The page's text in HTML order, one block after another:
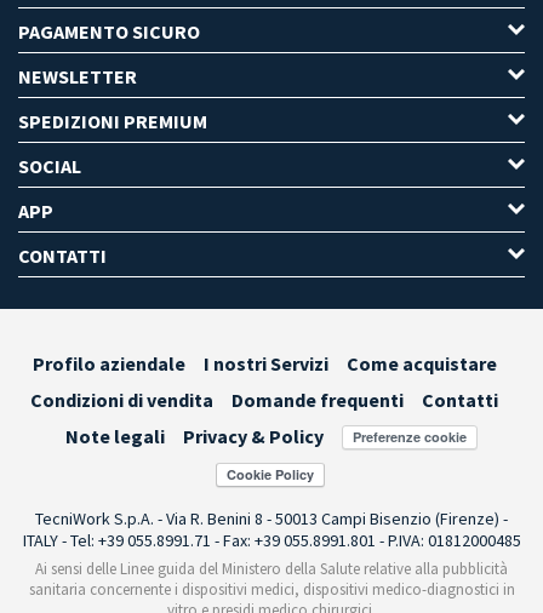
PAGAMENTO SICURO
NEWSLETTER
SPEDIZIONI PREMIUM
SOCIAL
APP
CONTATTI
Profilo aziendale I nostri Servizi
Come acquistare
Condizioni di vendita
Domande frequenti
Contatti
Note legali
Privacy & Policy Preferenze cookie
TecniWork S.p.A. - Via R. Benini 8 - 50013 Campi Bisenzio (Firenze) -
ITALY - Tel: +39 055.8991.71 - Fax: +39 055.8991.801 - P.IVA: 01812000485
Ai sensi delle Linee guida del Ministero della Salute relative alla pubblicità
sanitaria concernente i dispositivi medici, dispositivi medico-diagnostici in